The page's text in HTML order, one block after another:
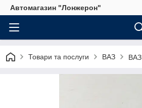
Автомагазин "Лонжерон"
Товари та послуги ВАЗ